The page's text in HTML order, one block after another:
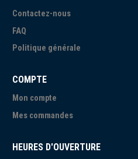
Contactez-nous
FAQ
Politique générale
COMPTE
Mon compte
Mes commandes
HEURES D'OUVERTURE